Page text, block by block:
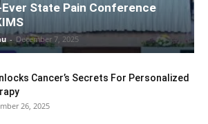
Ever State Pain Conference
- December 7, 2025
Cancer’s Secrets For Personalized
26, 2025